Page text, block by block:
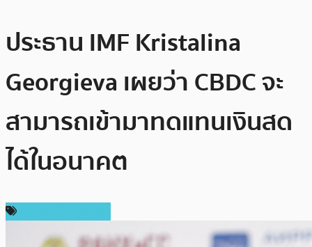
ประธาน IMF Kristalina
Georgieva เผยว่า CBDC จะ
สามารถเข้ามาทดแทนเงินสด
ได้ในอนาคต